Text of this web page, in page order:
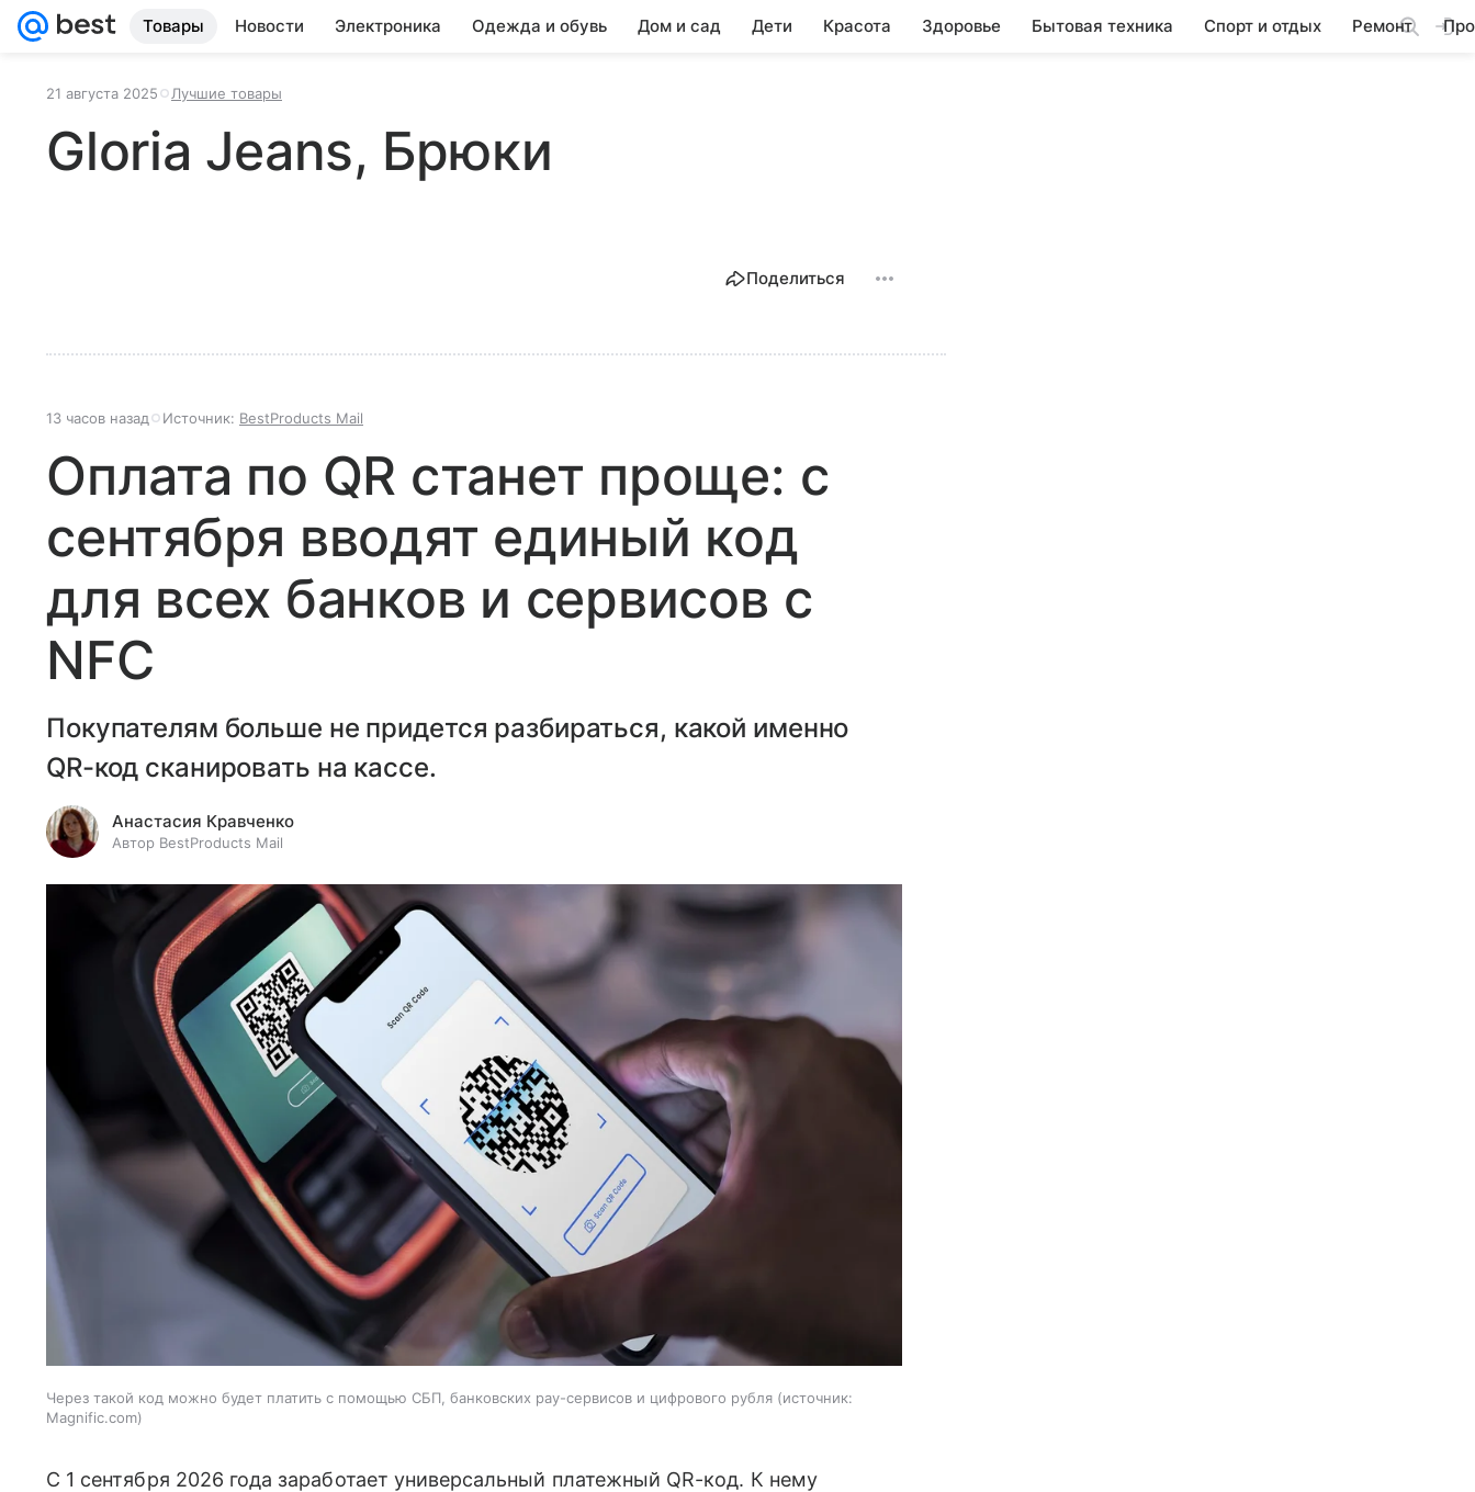
Товары Новости Электроника Одежда и обувь Дом и сад Дети Красота Здоровье Бытовая техника Спорт и отдых Ремонт
21 августа 2025 Лучшие товары
Gloria Jeans, Брюки
Поделиться
13 часов назад Источник: BestProducts Mail
Оплата по QR станет проще: с
сентября вводят единый код
для всех банков и сервисов с
NFC
Покупателям больше не придется разбираться, какой именно
QR-код сканировать на кассе.
Анастасия Кравченко
Автор BestProducts Mail
Через такой код можно будет платить с помощью СБП, банковских pay-сервисов и цифрового рубля
источник:
Magnific.com
С 1 сентября 2026 года заработает универсальный платежный QR-код. К нему